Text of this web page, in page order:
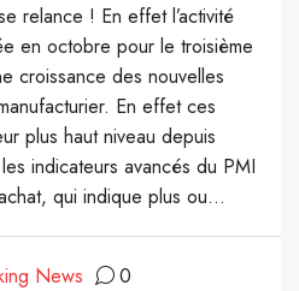
relance ! En effet l’activité
en octobre pour le troisième
croissance des nouvelles
En effet ces
plus haut niveau depuis
indicateurs avancés du PMI
qui indique plus ou...
News 0